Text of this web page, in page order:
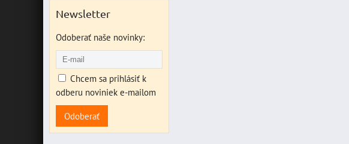
Newsletter
Odoberať naše novinky:
Chcem sa prihlásiť k
odberu noviniek e-mailom
Odoberať